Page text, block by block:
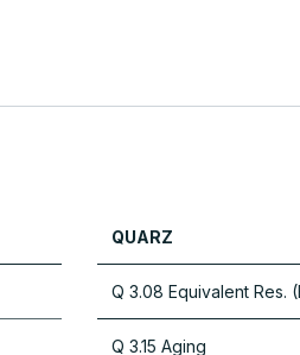
QUARZ
Q 3.08 Equivalent Res.
Q 3.15 Aging